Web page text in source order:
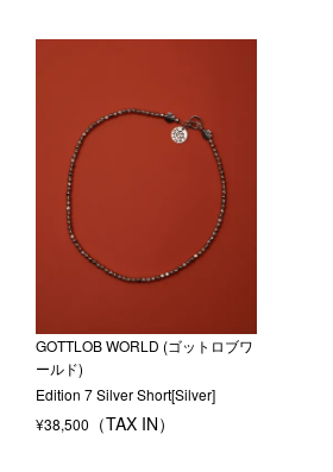
GOTTLOB WORLD (ゴットロブワ
ールド)
Edition 7 Silver Short[Silver]
¥38,500